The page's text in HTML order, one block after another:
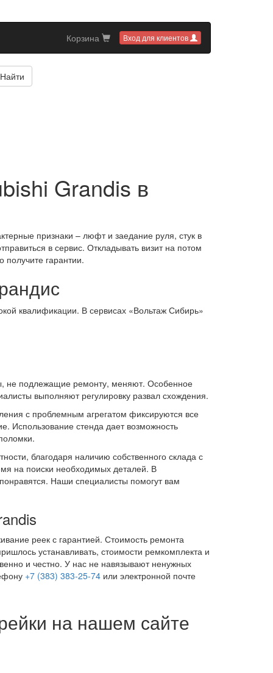
Вход для клиентов
Корзина
Найти
Grandis в
признаки – люфт и заедание руля, стук в
в сервис. Откладывать визит на потом
гарантии.
квалификации. В сервисах «Вольтаж Сибирь»
не подлежащие ремонту, меняют. Особенное
выполняют регулировку развал схождения.
с проблемным агрегатом фиксируются все
Использование стенда дает возможность
благодаря наличию собственного склада с
на поиски необходимых деталей. В
Наши специалисты помогут вам
реек с гарантией. Стоимость ремонта
устанавливать, стоимости ремкомплекта и
и честно. У нас не навязывают ненужных
+7 (383) 383-25-74или электронной почте
на нашем сайте